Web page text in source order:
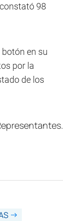
98
en su
por la
de los